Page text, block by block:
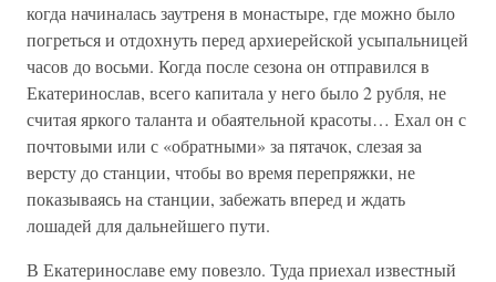
когда начиналась заутреня в монастыре, где можно было
погреться и отдохнуть перед архиерейской усыпальницей
часов до восьми. Когда после сезона он отправился в
Екатеринослав, всего капитала у него было 2 рубля, не
считая яркого таланта и обаятельной красоты… Ехал он с
почтовыми или с «обратными» за пятачок, слезая за
версту до станции, чтобы во время перепряжки, не
показываясь на станции, забежать вперед и ждать
лошадей для дальнейшего пути.
В Екатеринославе ему повезло. Туда приехал известный